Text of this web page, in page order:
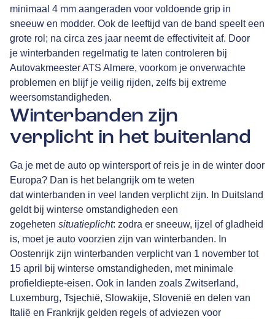
minimaal 4 mm aangeraden voor voldoende grip in
sneeuw en modder. Ook de leeftijd van de band speelt een
grote rol; na circa zes jaar neemt de effectiviteit af. Door
je winterbanden regelmatig te laten controleren bij
Autovakmeester ATS Almere, voorkom je onverwachte
problemen en blijf je veilig rijden, zelfs bij extreme
weersomstandigheden.
Winterbanden zijn
verplicht in het buitenland
Ga je met de auto op wintersport of reis je in de winter door
Europa? Dan is het belangrijk om te weten
dat winterbanden in veel landen verplicht zijn. In Duitsland
geldt bij winterse omstandigheden een
zogeheten situatieplicht: zodra er sneeuw, ijzel of gladheid
is, moet je auto voorzien zijn van winterbanden. In
Oostenrijk zijn winterbanden verplicht van 1 november tot
15 april bij winterse omstandigheden, met minimale
profieldiepte-eisen. Ook in landen zoals Zwitserland,
Luxemburg, Tsjechië, Slowakije, Slovenië en delen van
Italië en Frankrijk gelden regels of adviezen voor